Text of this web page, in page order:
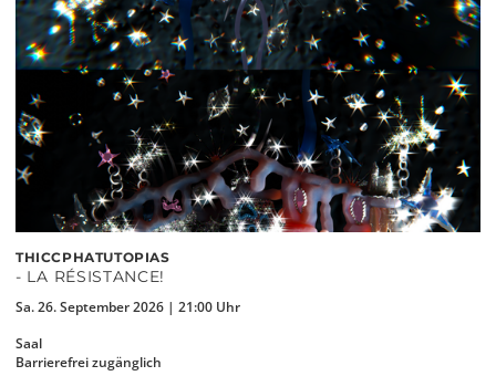
THICCPHATUTOPIAS
- LA RÉSISTANCE!
Sa. 26. September 2026 | 21:00 Uhr
Saal
Barrierefrei zugänglich